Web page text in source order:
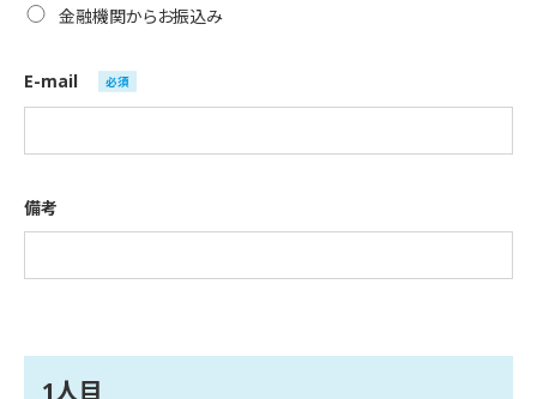
金融機関からお振込み
E-mail 必須
備考
1人目